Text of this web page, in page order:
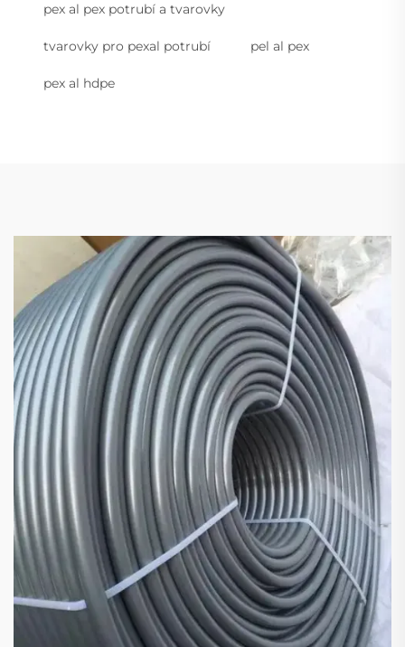
pex al pex potrubí a tvarovky
tvarovky pro pexal potrubí pel al pex
pex al hdpe